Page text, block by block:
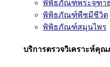
พิพิธภัณฑ์พระจุฑา
พิพิธภัณฑ์พืชมีชีวิต
พิพิธภัณฑ์สมุนไพร
บริการตรวจวิเคราะห์คุณ